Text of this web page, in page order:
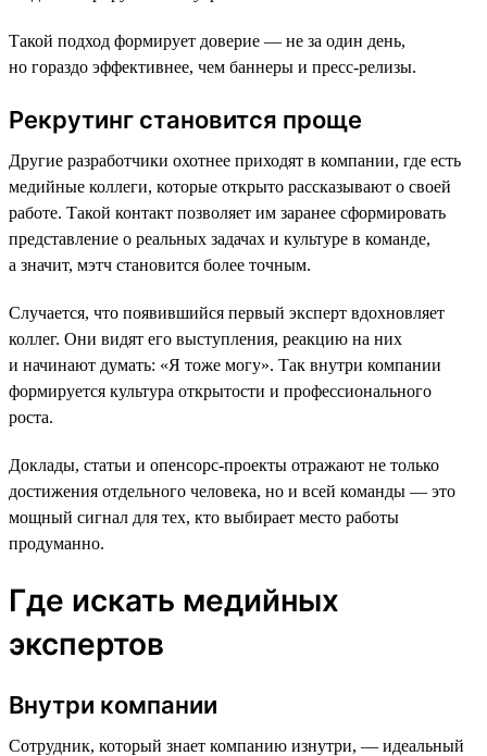
Такой подход формирует доверие — не за один день,
но гораздо эффективнее, чем баннеры и пресс-релизы.
Рекрутинг становится проще
Другие разработчики охотнее приходят в компании, где есть
медийные коллеги, которые открыто рассказывают о своей
работе. Такой контакт позволяет им заранее сформировать
представление о реальных задачах и культуре в команде,
а значит, мэтч становится более точным.
Случается, что появившийся первый эксперт вдохновляет
коллег. Они видят его выступления, реакцию на них
и начинают думать: «Я тоже могу». Так внутри компании
формируется культура открытости и профессионального
роста.
Доклады, статьи и опенсорс-проекты отражают не только
достижения отдельного человека, но и всей команды — это
мощный сигнал для тех, кто выбирает место работы
продуманно.
Где искать медийных
экспертов
Внутри компании
Сотрудник, который знает компанию изнутри, — идеальный